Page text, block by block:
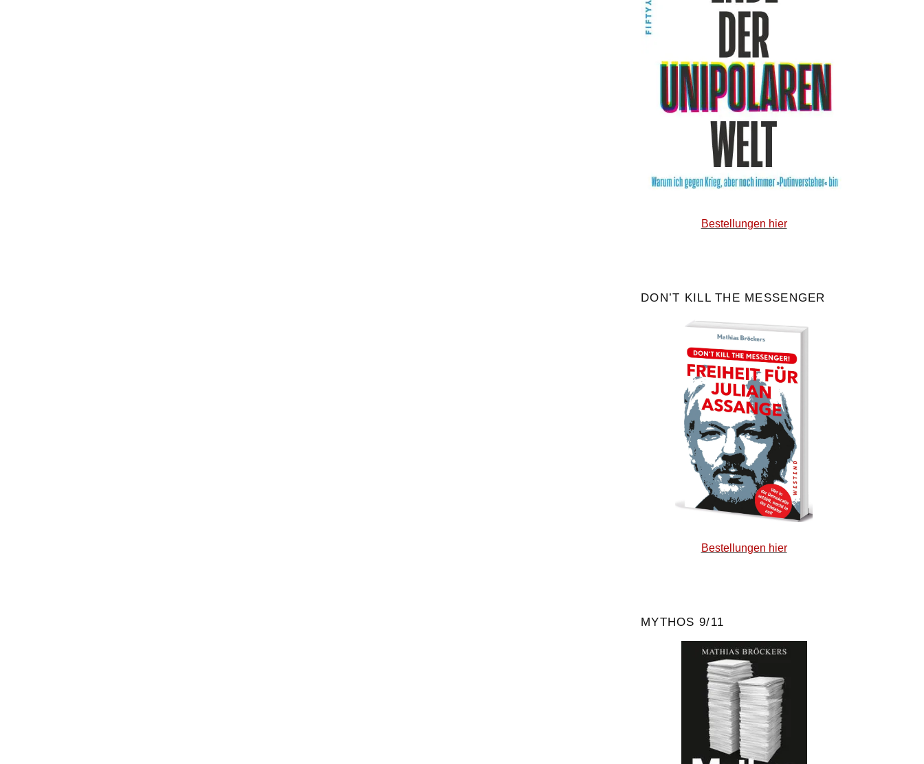
Bestellungen hier
DON’T KILL THE MESSENGER
Bestellungen hier
MYTHOS 9/11